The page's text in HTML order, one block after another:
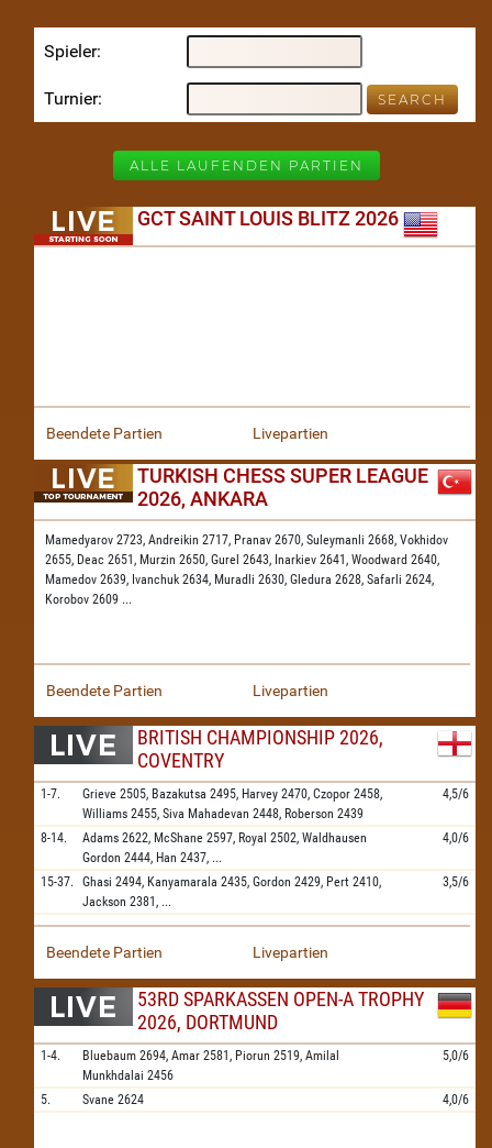
Spieler
Turnier
ALLE LAUFENDEN PARTIEN
GCT SAINT LOUIS BLITZ 2026
Beendete Partien Livepartien
TURKISH CHESS SUPER LEAGUE
2026, ANKARA
Mamedyarov 2723, Andreikin 2717, Pranav 2670, Suleymanli 2668, Vokhidov
2655, Deac 2651, Murzin 2650, Gurel 2643, Inarkiev 2641, Woodward 2640,
Mamedov 2639, Ivanchuk 2634, Muradli 2630, Gledura 2628, Safarli 2624,
Korobov 2609 ...
Beendete Partien Livepartien
BRITISH CHAMPIONSHIP 2026,
COVENTRY
1-7. Grieve 2505, Bazakutsa 2495, Harvey 2470, Czopor 2458,
Williams 2455, Siva Mahadevan 2448, Roberson 2439
4,5/6
8-14. Adams 2622, McShane 2597, Royal 2502, Waldhausen
Gordon 2444, Han 2437, ...
4,0/6
15-37. Ghasi 2494, Kanyamarala 2435, Gordon 2429, Pert 2410,
Jackson 2381, ...
3,5/6
Beendete Partien Livepartien
53RD SPARKASSEN OPEN-A TROPHY
2026, DORTMUND
1-4. Bluebaum 2694, Amar 2581, Piorun 2519, Amilal
Munkhdalai 2456
5,0/6
5. Svane 2624 4,0/6